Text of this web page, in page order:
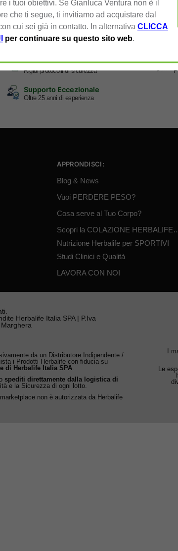
i tuoi obiettivi. Se Gianluca Ventura non è il
che ti segue, ti invitiamo ad acquistare dal
cui sei già in contatto. In alternativa CLICCA
per continuare su questo sito web.
Pagamenti Sicuri
Rigidi protocolli di sicurezza
Supporto Eccezionale
Oltre 25 anni di esperienza
APPRONDISCI:
Blog & News
Vuoi PERDERE PESO?
Cosa serve al Tuo Corpo?
Scopri la COLAZIONE
Nutrizione Herbalife per SPORTIVI
Studi Clinici e Qualità
LAVORA CON NOI
Herbalife Italia SPA | P.Iva
da un Distributore Indipendente /
i Prodotti Herbalife con fiducia su
di Herbalife Italia SPA
spediti direttamente dalla logistica di
e la Sicurezza di ogni lotto.
non è autorizzata da Herbalife
I
Le